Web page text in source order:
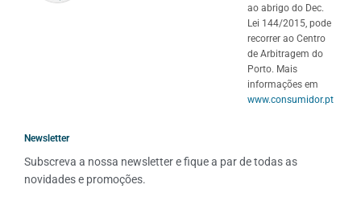
ao abrigo do Dec.
Lei 144/2015, pode
recorrer ao Centro
de Arbitragem do
Porto. Mais
informações em
www.consumidor.pt
Newsletter
Subscreva a nossa newsletter e fique a par de todas as
novidades e promoções.